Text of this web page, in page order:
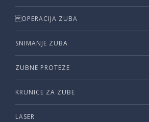
OPERACIJA ZUBA
SNIMANJE ZUBA
ZUBNE PROTEZE
KRUNICE ZA ZUBE
LASER